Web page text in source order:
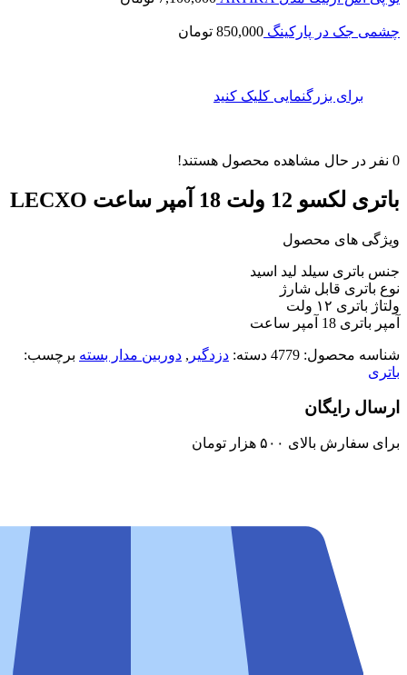
چشمی جک در پارکینگ 850,000 تومان
برای بزرگنمایی کلیک کنید
0 نفر در حال مشاهده محصول هستند!
باتری لکسو 12 ولت 18 آمپر ساعت LECXO
ویژگی های محصول
جنس باتری سیلد لید اسید
نوع باتری قابل شارژ
ولتاژ باتری ۱۲ ولت
آمپر باتری 18 آمپر ساعت
شناسه محصول: 4779 دسته: دزدگیر , دوربین مدار بسته برچسب:
باتری
ارسال رایگان
برای سفارش‌ بالای ۵۰۰ هزار تومان